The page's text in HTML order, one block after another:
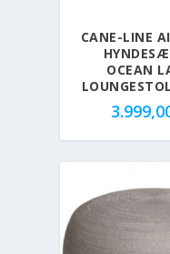
CANE-LINE
OCEAN